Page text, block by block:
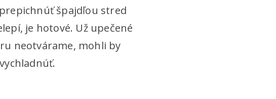
špajdľou stred
je hotové. Už upečené
neotvárame, mohli by